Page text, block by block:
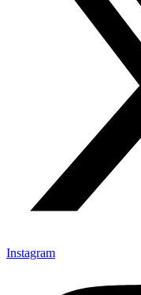
Instagram